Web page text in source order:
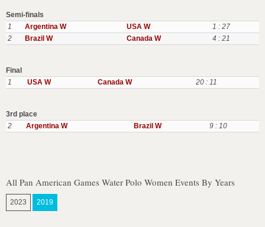
Semi-finals
1
Argentina W USA W
1 : 27
2
Brazil W Canada W 4 : 21
Final
1
USA W Canada W 20 : 11
3rd place
2
Argentina W Brazil W 9 : 10
All Pan American Games Water Polo Women Events By Years
2023 2019